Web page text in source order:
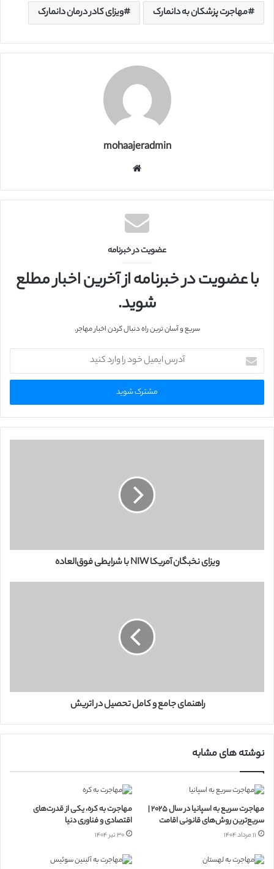
مهاجرت پزشکان به دانمارک ویزای کادر درمان دانمارک
mohaajeradmin
س
ا
ی
عضویت در خبرنامه
با عضویت در خبرنامه از آخرین اخبار مطلع
شوید.
سریع و آسان ترین راه دنبال کردن اخبار مهاجر.
ر
ا
ی
م
ا
ک
ویزای نخبگان آمریکا NIW با شرایطی فوق‌العاده
راهنمای جامع و کامل تحصیل در اتریش
نوشته های مشابه
مهاجرت سریع به اسپانیا در سال ۲۰۲۵ |
سریع‌ترین روش‌های قانونی اقامت
۱۱ مرداد ۱۴۰۴
مهاجرت به کره، یکی از قدرت‌‌های
اقتصادی و فناوری دنیا
۳۰ تیر ۱۴۰۴